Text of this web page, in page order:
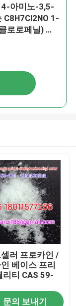
아미노-3,5-
C8H7Cl2NO 1-
로로페닐) 에
러 프로카인 /
베이스 프리
리티 CAS 59-
문의 보내기